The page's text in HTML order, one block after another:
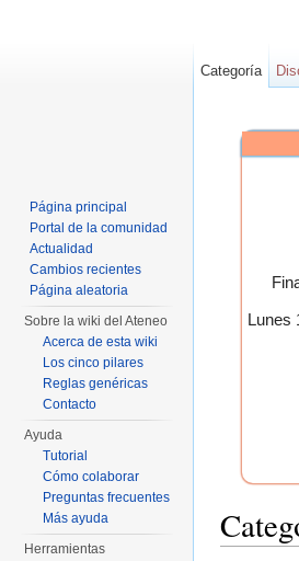
Lunes
Categoría
Página principal
Portal de la comunidad
Actualidad
Cambios recientes
Página aleatoria
Sobre la wiki del Ateneo
Acerca de esta wiki
Los cinco pilares
Reglas genéricas
Contacto
Ayuda
Tutorial
Cómo colaborar
Preguntas frecuentes
Más ayuda
Herramientas